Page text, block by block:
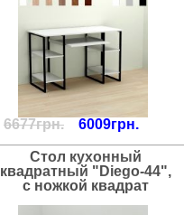
6677грн. 6009грн.
Стол кухонный
квадратный "Diego-44",
с ножкой квадрат